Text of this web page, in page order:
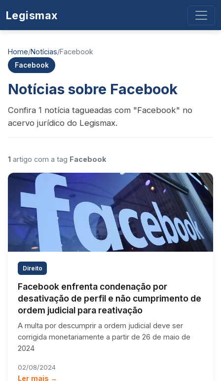
Legismax
Home/Notícias/Facebook
Facebook
Notícias sobre Facebook
Confira 1 notícia tagueadas com "Facebook" no
acervo jurídico do Legismax.
1 artigo com a tag Facebook
Direito
Facebook enfrenta condenação por
desativação de perfil e não cumprimento de
ordem judicial para reativação
A multa por descumprir a ordem judicial deve ser
corrigida monetariamente a partir de 26 de maio de
2024
02/08/2024
Ler mais →